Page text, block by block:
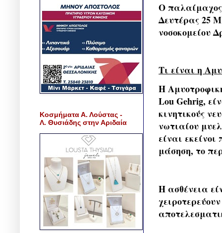
Ο παλαίμαχος
Δευτέρας 25
νοσοκομείου
Τι είναι η
Η
Lou Gehrig,
κινητικούς
νωτιαίου
είναι
μάσηση, το
Η ασθένεια
Κοσμήματα Α. Λούστας -
Λ. Θυσιάδης στην Αριδαία